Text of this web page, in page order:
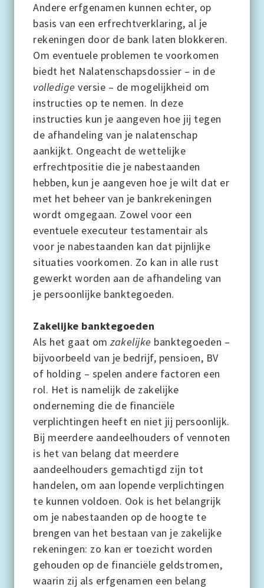
Andere erfgenamen kunnen echter, op
basis van een erfrechtverklaring, al je
rekeningen door de bank laten blokkeren.
Om eventuele problemen te voorkomen
biedt het Nalatenschapsdossier – in de
volledige versie – de mogelijkheid om
instructies op te nemen. In deze
instructies kun je aangeven hoe jij tegen
de afhandeling van je nalatenschap
aankijkt. Ongeacht de wettelijke
erfrechtpositie die je nabestaanden
hebben, kun je aangeven hoe je wilt dat er
met het beheer van je bankrekeningen
wordt omgegaan. Zowel voor een
eventuele executeur testamentair als
voor je nabestaanden kan dat pijnlijke
situaties voorkomen. Zo kan in alle rust
gewerkt worden aan de afhandeling van
je persoonlijke banktegoeden.
Zakelijke banktegoeden
Als het gaat om zakelijke banktegoeden –
bijvoorbeeld van je bedrijf, pensioen, BV
of holding – spelen andere factoren een
rol. Het is namelijk de zakelijke
onderneming die de financiële
verplichtingen heeft en niet jij persoonlijk.
Bij meerdere aandeelhouders of vennoten
is het van belang dat meerdere
aandeelhouders gemachtigd zijn tot
handelen, om aan lopende verplichtingen
te kunnen voldoen. Ook is het belangrijk
om je nabestaanden op de hoogte te
brengen van het bestaan van je zakelijke
rekeningen: zo kan er toezicht worden
gehouden op de financiële geldstromen,
waarin zij als erfgenamen een belang